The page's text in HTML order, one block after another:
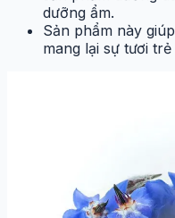
dưỡng ẩm.
Sản phẩm này
mang lại sự tươi